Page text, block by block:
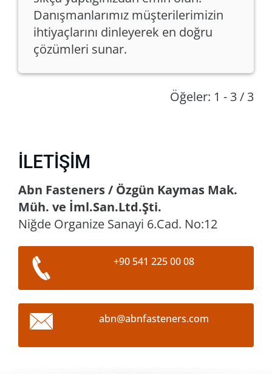
Danışmanlarımız müşterilerimizin
ihtiyaçlarını dinleyerek en doğru
çözümleri sunar.
Öğeler: 1 - 3 / 3
İLETIŞIM
Abn Fasteners / Özgün Kaymas Mak.
Müh. ve İml.San.Ltd.Şti.
Niğde Organize Sanayi 6.Cad. No:12
+90 541 225 00 08
abn@abnfasteners.com